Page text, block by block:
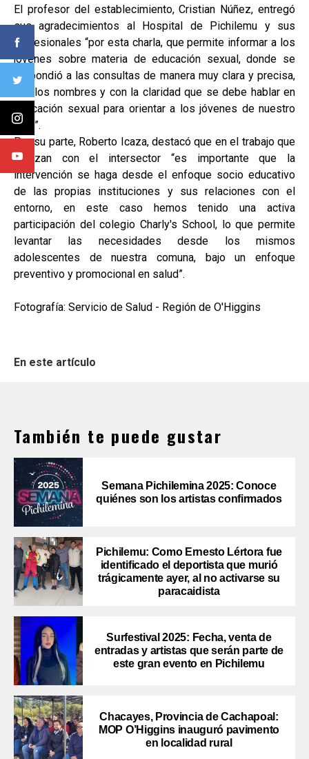
El profesor del establecimiento, Cristian Núñez, entregó
sus agradecimientos al Hospital de Pichilemu y sus
profesionales “por esta charla, que permite informar a los
jóvenes sobre materia de educación sexual, donde se
respondió a las consultas de manera muy clara y precisa,
con los nombres y con la claridad que se debe hablar en
educación sexual para orientar a los jóvenes de nuestro
país”.
Por su parte, Roberto Icaza, destacó que en el trabajo que
realizan con el intersector “es importante que la
intervención se haga desde el enfoque socio educativo
de las propias instituciones y sus relaciones con el
entorno, en este caso hemos tenido una activa
participación del colegio Charly's School, lo que permite
levantar las necesidades desde los mismos
adolescentes de nuestra comuna, bajo un enfoque
preventivo y promocional en salud”.
Fotografía: Servicio de Salud - Región de O'Higgins
En este artículo
También te puede gustar
Semana Pichilemina 2025: Conoce
quiénes son los artistas confirmados
Pichilemu: Como Ernesto Lértora fue
identificado el deportista que murió
trágicamente ayer, al no activarse su
paracaidista
Surfestival 2025: Fecha, venta de
entradas y artistas que serán parte de
este gran evento en Pichilemu
Chacayes, Provincia de Cachapoal:
MOP O’Higgins inauguró pavimento
en localidad rural